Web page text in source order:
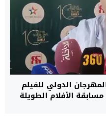
الدورة 14 من المهرجان الدولي للفيلم
6 إلى 12 يونيو مسابقة الأفلام الطويلة